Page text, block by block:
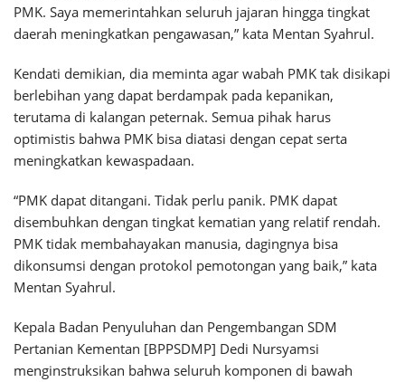
PMK. Saya memerintahkan seluruh jajaran hingga tingkat
daerah meningkatkan pengawasan,” kata Mentan Syahrul.
Kendati demikian, dia meminta agar wabah PMK tak disikapi
berlebihan yang dapat berdampak pada kepanikan,
terutama di kalangan peternak. Semua pihak harus
optimistis bahwa PMK bisa diatasi dengan cepat serta
meningkatkan kewaspadaan.
“PMK dapat ditangani. Tidak perlu panik. PMK dapat
disembuhkan dengan tingkat kematian yang relatif rendah.
PMK tidak membahayakan manusia, dagingnya bisa
dikonsumsi dengan protokol pemotongan yang baik,” kata
Mentan Syahrul.
Kepala Badan Penyuluhan dan Pengembangan SDM
Pertanian Kementan [BPPSDMP] Dedi Nursyamsi
menginstruksikan bahwa seluruh komponen di bawah